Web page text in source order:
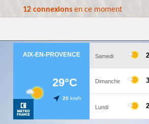
12 connexionsen ce moment